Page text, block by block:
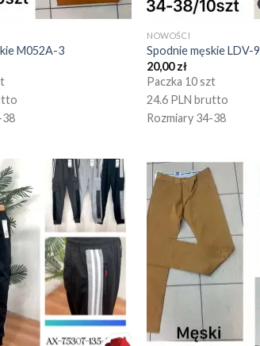
M052A-3
38
NOWOŚCI
Spodnie męskie LDV-9
20,00zł
Paczka 10 szt
24.6 PLN brutto
Rozmiary 34-38